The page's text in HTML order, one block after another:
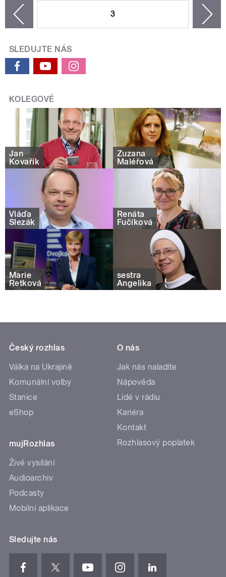
3
SLEDUJTE NÁS
KOLEGOVÉ
Jan
Kovařík
Zuzana
Maléřová
Vláďa
Slezák
Renáta
Fučíková
Marie
Retková
sestra
Angelika
Český rozhlas
Válka na Ukrajině
Komunální volby
Stanice
eShop
mujRozhlas
Živé vysílání
Audioarchiv
Podcasty
Mobilní aplikace
O nás
Jak nás naladíte
Nápověda
Lidé v rádiu
Kariéra
Kontakt
Rozhlasový poplatek
Sledujte nás